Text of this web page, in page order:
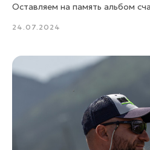
Оставляем на память альбом
24.07.2024